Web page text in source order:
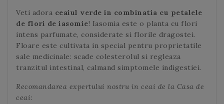
Veti adora ceaiul verde in combinatia cu petalele
de flori de iasomie! Iasomia este o planta cu flori
intens parfumate, considerate si florile dragostei.
Floare este cultivata in special pentru proprietatile
sale medicinale: scade colesterolul si regleaza
tranzitul intestinal, calmand simptomele indigestiei.
Recomandarea expertului nostru in ceai de la Casa de
ceai: